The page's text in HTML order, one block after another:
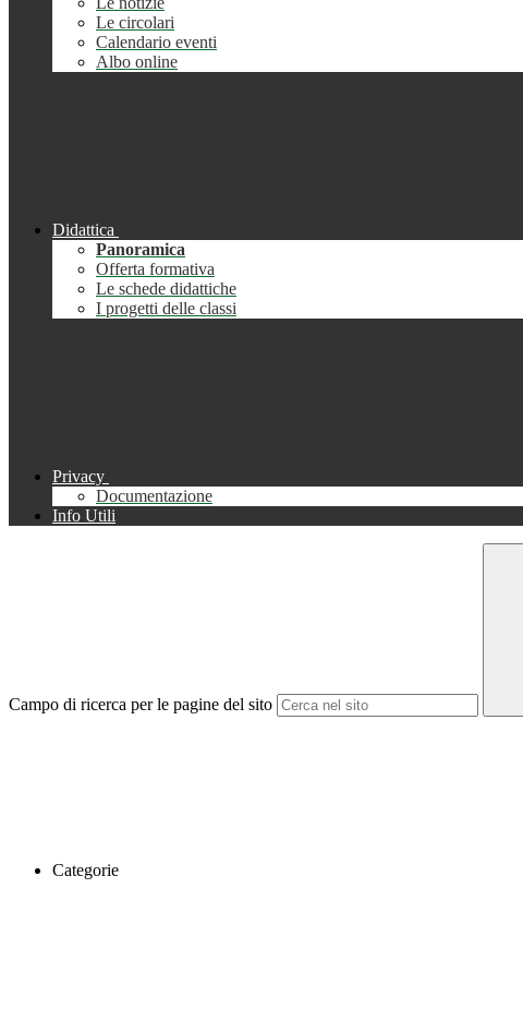
Le circolari
Calendario eventi
Albo online
Didattica
Panoramica
Offerta formativa
Le schede didattiche
I progetti delle classi
Privacy
Documentazione
Info Utili
Campo di ricerca per le pagine del sito
Categorie